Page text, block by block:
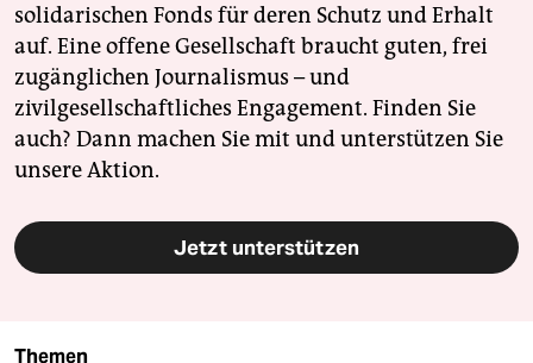
solidarischen Fonds für deren Schutz und Erhalt
auf. Eine offene Gesellschaft braucht guten, frei
zugänglichen Journalismus – und
zivilgesellschaftliches Engagement. Finden Sie
auch? Dann machen Sie mit und unterstützen Sie
unsere Aktion.
Jetzt unterstützen
Themen